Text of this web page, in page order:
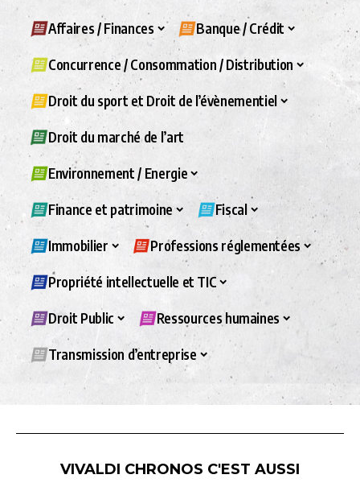
Affaires / Finances Banque / Crédit
Concurrence / Consommation / Distribution
Droit du sport et Droit de l’évènementiel
Droit du marché de l’art
Environnement / Energie
Finance et patrimoine Fiscal
Immobilier Professions réglementées
Propriété intellectuelle et TIC
Droit Public Ressources humaines
Transmission d’entreprise
VIVALDI CHRONOS C'EST AUSSI